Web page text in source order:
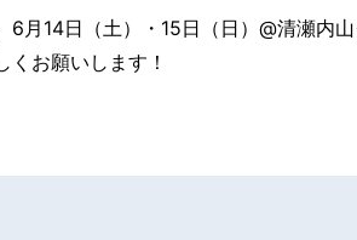
6月14日（土）・15日（日）@清瀬内
くお願いします！